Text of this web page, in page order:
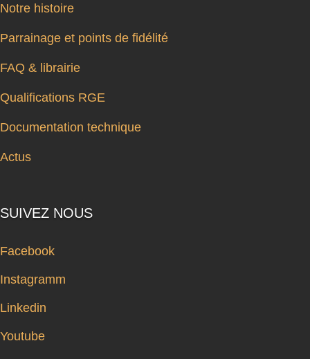
Notre histoire
Parrainage et points de fidélité
FAQ & librairie
Qualifications RGE
Documentation technique
Actus
SUIVEZ NOUS
Facebook
Instagramm
Linkedin
Youtube